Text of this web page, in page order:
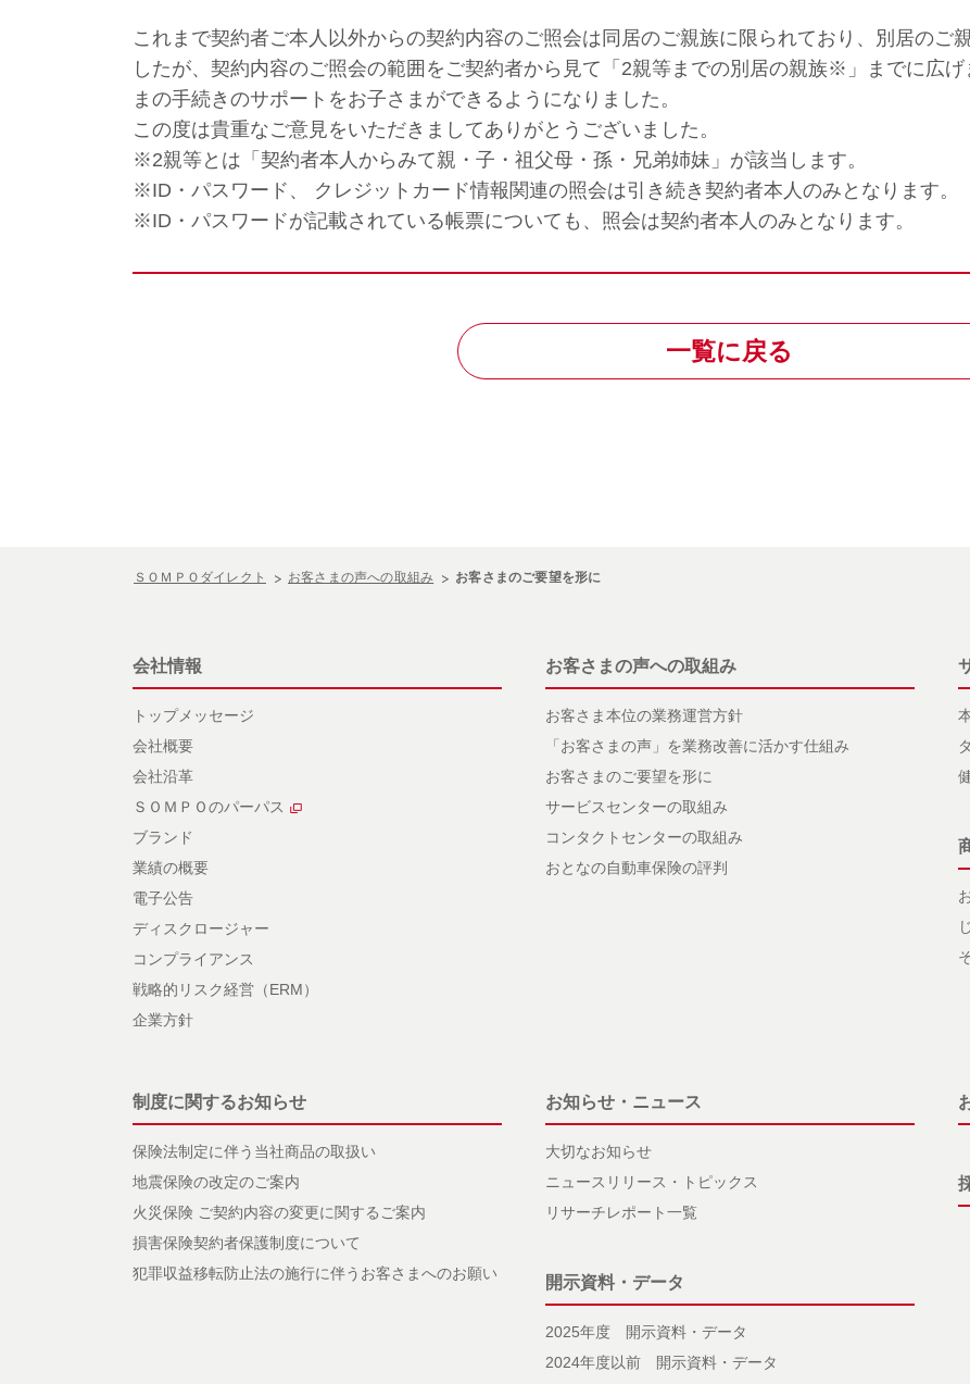
これまで契約者ご本人以外からの契約内容のご照会は同居のご親族に限られており、別居のご
したが、契約内容のご照会の範囲をご契約者から見て「2親等までの別居の親族※」までに広
まの手続きのサポートをお子さまができるようになりました。
この度は貴重なご意見をいただきましてありがとうございました。
※2親等とは「契約者本人からみて親・子・祖父母・孫・兄弟姉妹」が該当します。
※ID・パスワード、 クレジットカード情報関連の照会は引き続き契約者本人のみとなります。
※ID・パスワードが記載されている帳票についても、照会は契約者本人のみとなります。
一覧に戻る
ＳＯＭＰＯダイレクト お客さまの声への取組み お客さまのご要望を形に
会社情報
トップメッセージ
会社概要
会社沿革
ＳＯＭＰＯのパーパス
ブランド
業績の概要
電子公告
ディスクロージャー
コンプライアンス
戦略的リスク経営（ERM）
企業方針
お客さまの声への取組み
お客さま本位の業務運営方針
「お客さまの声」を業務改善に活かす仕組み
お客さまのご要望を形に
サービスセンターの取組み
コンタクトセンターの取組み
おとなの自動車保険の評判
制度に関するお知らせ
保険法制定に伴う当社商品の取扱い
地震保険の改定のご案内
火災保険 ご契約内容の変更に関するご案内
損害保険契約者保護制度について
犯罪収益移転防止法の施行に伴うお客さまへのお願い
お知らせ・ニュース
大切なお知らせ
ニュースリリース・トピックス
リサーチレポート一覧
開示資料・データ
2025年度 開示資料・データ
2024年度以前 開示資料・データ